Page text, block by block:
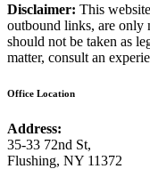
Disclaimer: This
outbound links, are only
should not be taken as
matter, consult an
Office Location
Address:
35-33 72nd St,
Flushing, NY 11372